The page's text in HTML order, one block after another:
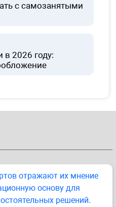
с самозанятыми
2026 году:
отражают их мнение
основу для
решений.